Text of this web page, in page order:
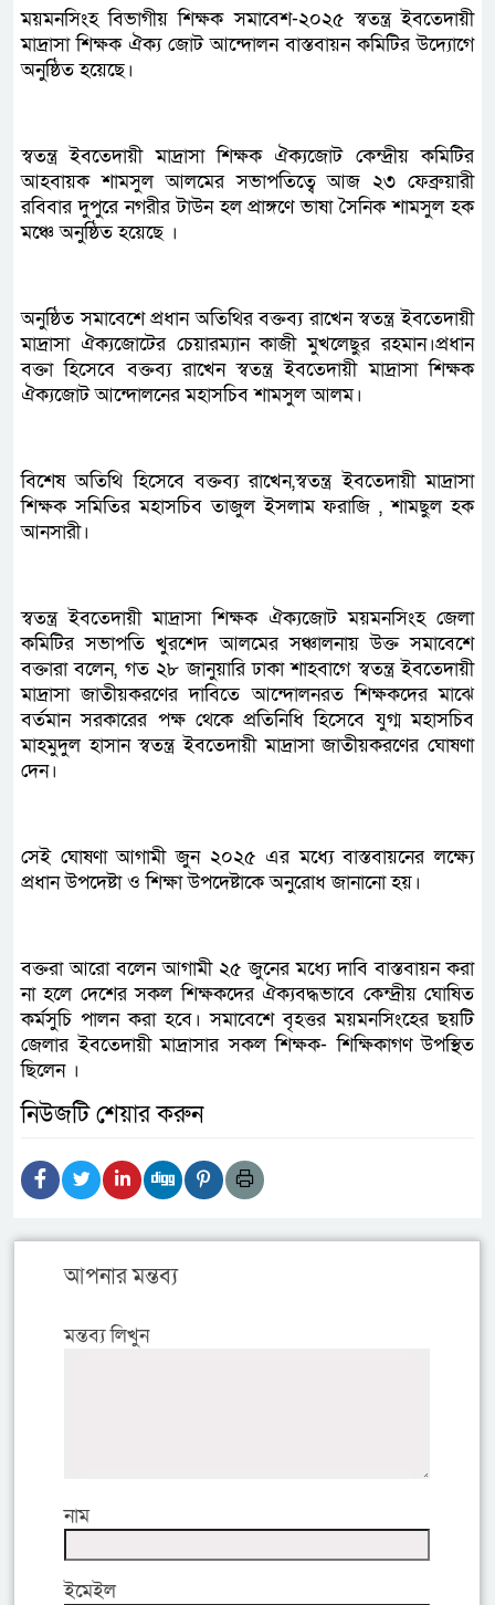
ময়মনসিংহ বিভাগীয় শিক্ষক সমাবেশ-২০২৫ স্বতন্ত্র ইবতেদায়ী
মাদ্রাসা শিক্ষক ঐক্য জোট আন্দোলন বাস্তবায়ন কমিটির উদ্যোগে
অনুষ্ঠিত হয়েছে।
স্বতন্ত্র ইবতেদায়ী মাদ্রাসা শিক্ষক ঐক্যজোট কেন্দ্রীয় কমিটির
আহবায়ক শামসুল আলমের সভাপতিত্বে আজ ২৩ ফেব্রুয়ারী
রবিবার দুপুরে নগরীর টাউন হল প্রাঙ্গণে ভাষা সৈনিক শামসুল হক
মঞ্চে অনুষ্ঠিত হয়েছে ।
অনুষ্ঠিত সমাবেশে প্রধান অতিথির বক্তব্য রাখেন স্বতন্ত্র ইবতেদায়ী
মাদ্রাসা ঐক্যজোটের চেয়ারম্যান কাজী মুখলেছুর রহমান।প্রধান
বক্তা হিসেবে বক্তব্য রাখেন স্বতন্ত্র ইবতেদায়ী মাদ্রাসা শিক্ষক
ঐক্যজোট আন্দোলনের মহাসচিব শামসুল আলম।
বিশেষ অতিথি হিসেবে বক্তব্য রাখেন,স্বতন্ত্র ইবতেদায়ী মাদ্রাসা
শিক্ষক সমিতির মহাসচিব তাজুল ইসলাম ফরাজি , শামছুল হক
আনসারী।
স্বতন্ত্র ইবতেদায়ী মাদ্রাসা শিক্ষক ঐক্যজোট ময়মনসিংহ জেলা
কমিটির সভাপতি খুরশেদ আলমের সঞ্চালনায় উক্ত সমাবেশে
বক্তারা বলেন, গত ২৮ জানুয়ারি ঢাকা শাহবাগে স্বতন্ত্র ইবতেদায়ী
মাদ্রাসা জাতীয়করণের দাবিতে আন্দোলনরত শিক্ষকদের মাঝে
বর্তমান সরকারের পক্ষ থেকে প্রতিনিধি হিসেবে যুগ্ম মহাসচিব
মাহমুদুল হাসান স্বতন্ত্র ইবতেদায়ী মাদ্রাসা জাতীয়করণের ঘোষণা
দেন।
সেই ঘোষণা আগামী জুন ২০২৫ এর মধ্যে বাস্তবায়নের লক্ষ্যে
প্রধান উপদেষ্টা ও শিক্ষা উপদেষ্টাকে অনুরোধ জানানো হয়।
বক্তরা আরো বলেন আগামী ২৫ জুনের মধ্যে দাবি বাস্তবায়ন করা
না হলে দেশের সকল শিক্ষকদের ঐক্যবদ্ধভাবে কেন্দ্রীয় ঘোষিত
কর্মসুচি পালন করা হবে। সমাবেশে বৃহত্তর ময়মনসিংহের ছয়টি
জেলার ইবতেদায়ী মাদ্রাসার সকল শিক্ষক- শিক্ষিকাগণ উপস্থিত
ছিলেন ।
নিউজটি শেয়ার করুন
আপনার মন্তব্য
মন্তব্য লিখুন
নাম
ইমেইল